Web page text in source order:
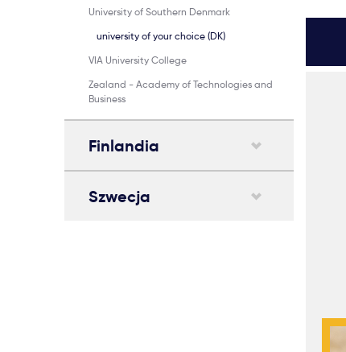
University of Southern Denmark
university of your choice (DK)
VIA University College
Zealand - Academy of Technologies and
Business
Finlandia
Szwecja